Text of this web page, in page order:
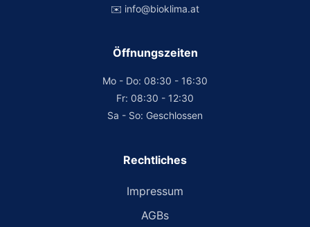
✉️ info@bioklima.at
Öffnungszeiten
Mo - Do: 08:30 - 16:30
Fr: 08:30 - 12:30
Sa - So: Geschlossen
Rechtliches
Impressum
AGBs